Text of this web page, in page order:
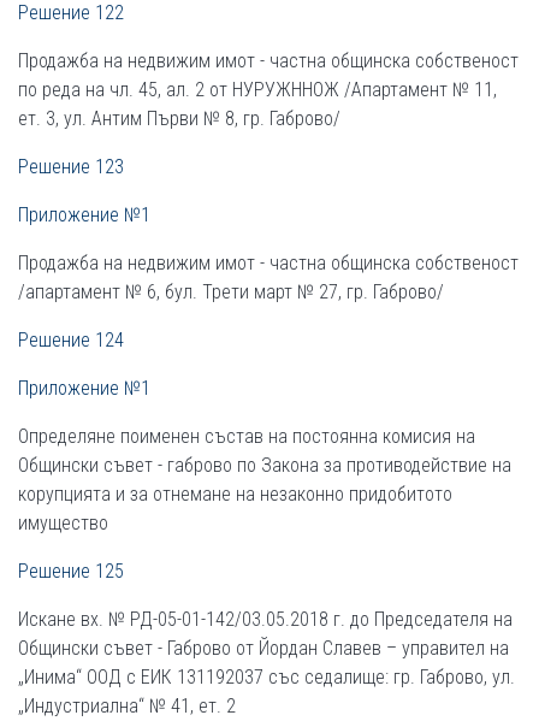
Решение 122
Продажба на недвижим имот - частна общинска собственост
по реда на чл. 45, ал. 2 от НУРУЖННОЖ /Апартамент № 11,
ет. 3, ул. Антим Първи № 8, гр. Габрово/
Решение 123
Приложение №1
Продажба на недвижим имот - частна общинска собственост
/апартамент № 6, бул. Трети март № 27, гр. Габрово/
Решение 124
Приложение №1
Определяне поименен състав на постоянна комисия на
Общински съвет - габрово по Закона за противодействие на
корупцията и за отнемане на незаконно придобитото
имущество
Решение 125
Искане вх. № РД-05-01-142/03.05.2018 г. до Председателя на
Общински съвет - Габрово от Йордан Славев – управител на
„Инима“ ООД с ЕИК 131192037 със седалище: гр. Габрово, ул.
„Индустриална“ № 41, ет. 2